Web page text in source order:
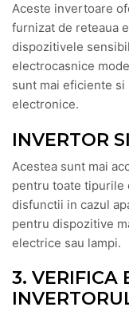
Aceste invertoare
furnizat de reteaua
dispozitivele
electrocasnice
sunt mai eficiente
electronice.
INVERTOR
Acestea sunt mai
pentru toate tipurile
disfunctii in cazul
pentru dispozitive
electrice sau lampi.
3. VERIFICA